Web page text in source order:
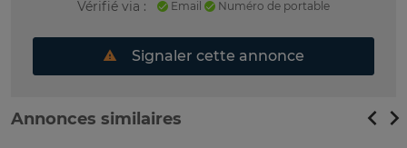
Vérifié via : Email Numéro de portable
Signaler cette annonce
Annonces similaires